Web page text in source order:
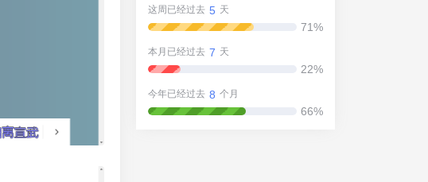
这周已经过去 5 天
71%
本月已经过去 7 天
22%
今年已经过去 8 个月
66%